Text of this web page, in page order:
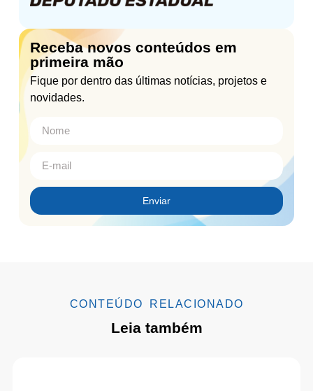
Receba novos conteúdos em
primeira mão
Fique por dentro das últimas notícias, projetos e
novidades.
Enviar
CONTEÚDO RELACIONADO
Leia também